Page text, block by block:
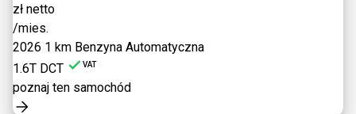
zł netto
/mies.
2026 1 km Benzyna Automatyczna
1.6T DCT
VAT
poznaj ten samochód